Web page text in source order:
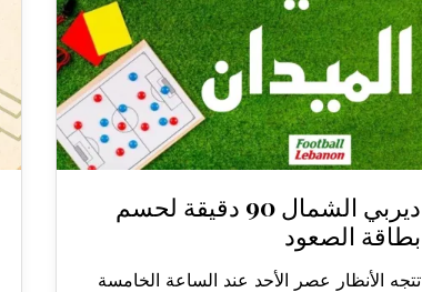
ديربي الشمال 90 دقيقة لحسم
بطاقة الصعود
تتجه الأنظار عصر الأحد عند الساعة الخامسة